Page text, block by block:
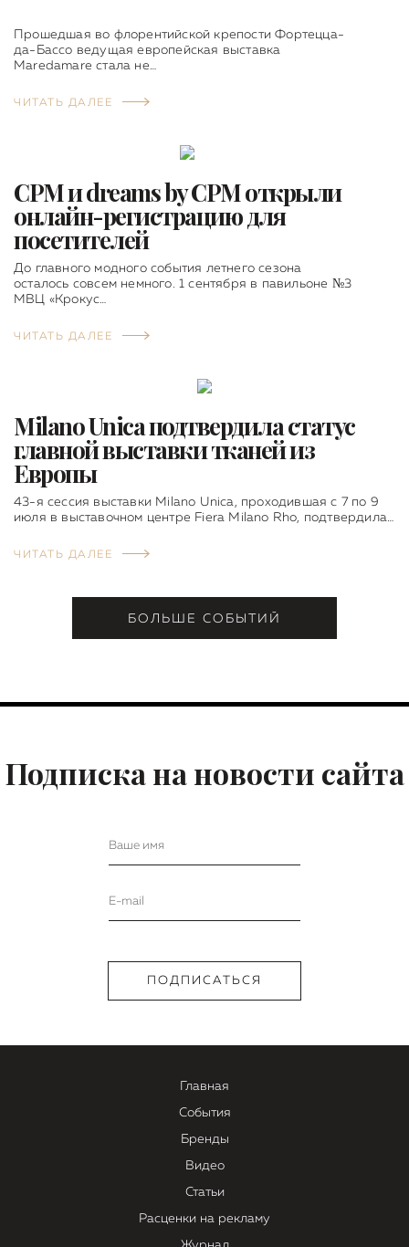
Прошедшая во флорентийской крепости Фортецца-
да-Бассо ведущая европейская выставка
Maredamare стала не…
ЧИТАТЬ ДАЛЕЕ
CPM и dreams by CPM открыли
онлайн-регистрацию для
посетителей
До главного модного события летнего сезона
осталось совсем немного. 1 сентября в павильоне №3
МВЦ «Крокус…
ЧИТАТЬ ДАЛЕЕ
Milano Unica подтвердила статус
главной выставки тканей из
Европы
43-я сессия выставки Milano Unica, проходившая с 7 по 9
июля в выставочном центре Fiera Milano Rho, подтвердила…
ЧИТАТЬ ДАЛЕЕ
БОЛЬШЕ СОБЫТИЙ
Подписка на новости сайта
Главная
События
Бренды
Видео
Статьи
Расценки на рекламу